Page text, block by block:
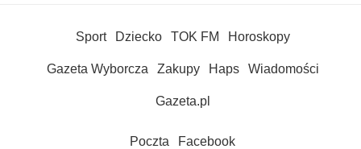
Sport Dziecko TOK FM Horoskopy
Gazeta Wyborcza Zakupy Haps Wiadomości
Gazeta.pl
Poczta Facebook